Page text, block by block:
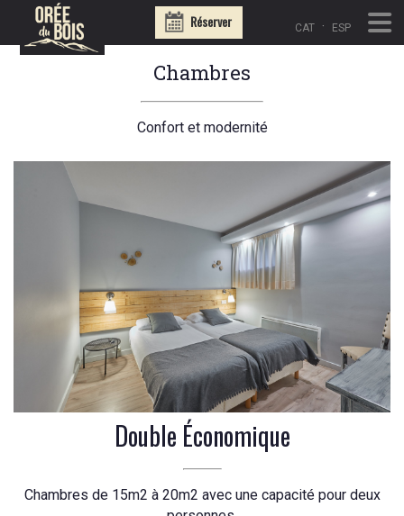
Réserver CAT · ESP
Chambres
Confort et modernité
Double Économique
Chambres de 15m2 à 20m2 avec une capacité pour deux